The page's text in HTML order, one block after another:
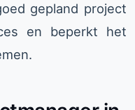
gepland project
en beperkt het